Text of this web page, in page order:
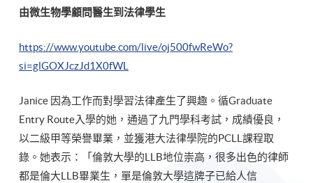
由微生物學顧問醫生到法律學生
https://www.youtube.com/live/oj500fwReWo?
si=glGOXJczJd1X0fWL
Janice 因為工作而對學習法律產生了興趣。循Graduate
Entry Route入學的她，通過了九門學科考試，成績優良，
以二級甲等榮譽畢業，並獲港大法律學院的PCLL課程取
錄。她表示：「倫敦大學的LLB地位崇高，很多出色的律師
都是倫大LLB畢業生，單是倫敦大學這牌子已給人信